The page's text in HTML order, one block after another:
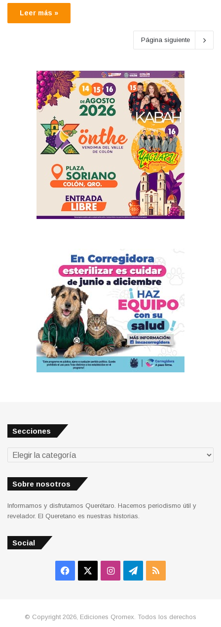
Leer más »
Página siguiente
Secciones
Secciones
Sobre nosotros
Informamos y disfrutamos Querétaro. Hacemos periodismo útil y
revelador. El Queretano es nuestras historias.
Social
Facebook InstagramTelegram
RSS
© Copyright 2026, Ediciones Qromex. Todos los derechos